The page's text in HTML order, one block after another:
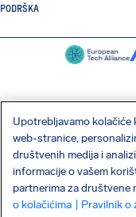
PODRŠKA
Upotrebljavamo kolačiće
web-stranice,
društvenih medija i
informacije o vašem
partnerima za društvene
o kolačićima
| Pravilnik